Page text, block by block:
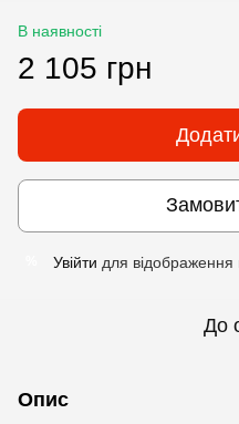
В наявності
2 105 грн
Увійти для відображення
До
Опис